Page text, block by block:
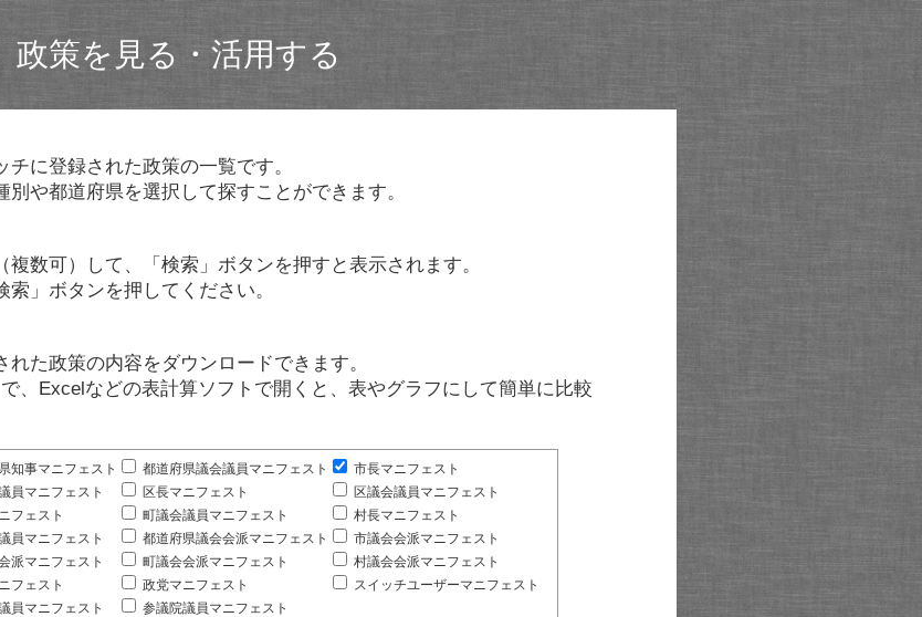
政策を見る・活用する
に登録された政策の一覧です。
や都道府県を選択して探すことができます。
数可）して、「検索」ボタンを押すと表示されます。
」ボタンを押してください。
た政策の内容をダウンロードできます。
、Excelなどの表計算ソフトで開くと、表やグラフにして簡単に比較
知事マニフェスト 都道府県議会議員マニフェスト
市長マニフェスト
員マニフェスト
区長マニフェスト
区議会議員マニフェスト
フェスト
町議会議員マニフェスト
村長マニフェスト
員マニフェスト
都道府県議会会派マニフェスト
市議会会派マニフェスト
派マニフェスト
町議会会派マニフェスト
村議会会派マニフェスト
フェスト
政党マニフェスト
スイッチユーザーマニフェスト
員マニフェスト
参議院議員マニフェスト